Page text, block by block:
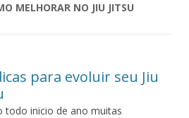
MELHORAR NO JIU JITSU
para evoluir seu Jiu
todo inicio de ano muitas